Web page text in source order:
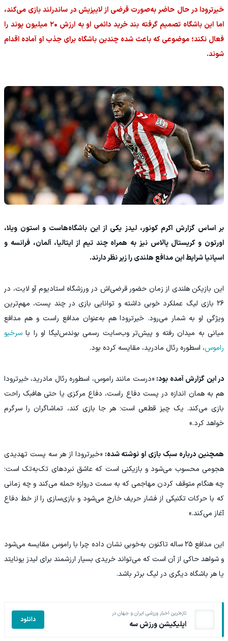
خیرترودا در حال حاضر به‌صورت قرضی از لایپزیش در ساندرلند بازی می‌کند،
اما این باشگاه تصمیم گرفته بند خرید دائمی او به ارزش ۲۰ میلیون پوند را
فعال نکند؛ موضوعی که باعث شده چندین باشگاه برای جذب او آماده اقدام
شوند.
بر اساس گزارش اکرم کونور، لیدز یکی از این باشگاه‌هاست و استون ویلا،
اورتون و کریستال پالاس نیز به همراه چند تیم از ایتالیا، آلمان، فرانسه و
اسپانیا شرایط این مدافع هلندی را زیر نظر دارند.
این بازیکن هلندی از زمان حضور قرضی‌اش در ورزشگاه استادیوم آو لایت، در
۲۶ بازی لیگ عملکرد خوبی داشته و توانایی بازی در چند پست، مهم‌ترین
ویژگی او به شمار می‌رود. خیرترودا هم به‌عنوان مدافع راست و هم مدافع
میانی به میدان رفته و پیش‌تر وب‌سایت رسمی بوندس‌لیگا او را با سرخیو
راموس، اسطوره رئال مادرید، مقایسه کرده بود.
در این گزارش آمده بود: «درست مانند راموس، اسطوره رئال مادرید، خیرترودا
هم به همان اندازه در پست دفاع راست، دفاع مرکزی یا حتی هافبک راحت
بازی می‌کند. یک چیز قطعی است؛ هر جا بازی کند، تماشاگران را سرگرم
خواهد کرد.»
همچنین درباره سبک بازی او نوشته شده: «خیرترودا از هر سه پست تهدیدی
هجومی محسوب می‌شود و بازیکنی است که عاشق نبردهای تک‌به‌تک است؛
چه هنگام متوقف کردن مهاجمی که به سمت دروازه حمله می‌کند و چه زمانی
که با حرکات تکنیکی از فشار حریف خارج می‌شود و بازی‌سازی را از خط دفاع
آغاز می‌کند.»
این مدافع ۲۵ ساله تاکنون به‌خوبی نشان داده چرا با راموس مقایسه می‌شود
و شواهد حاکی از آن است که می‌تواند خریدی بسیار ارزشمند برای لیدز یونایتد
یا هر باشگاه دیگری در لیگ برتر باشد.
تازه‌ترین اخبار ورزشی ایران و جهان در
اپلیکیشن ورزش سه دانلود